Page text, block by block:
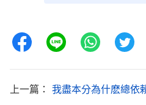
什麽聰明智慧可發揮，這就
《話・卷三末世基督座談紀
上一篇： 我盡本分為什麽總依